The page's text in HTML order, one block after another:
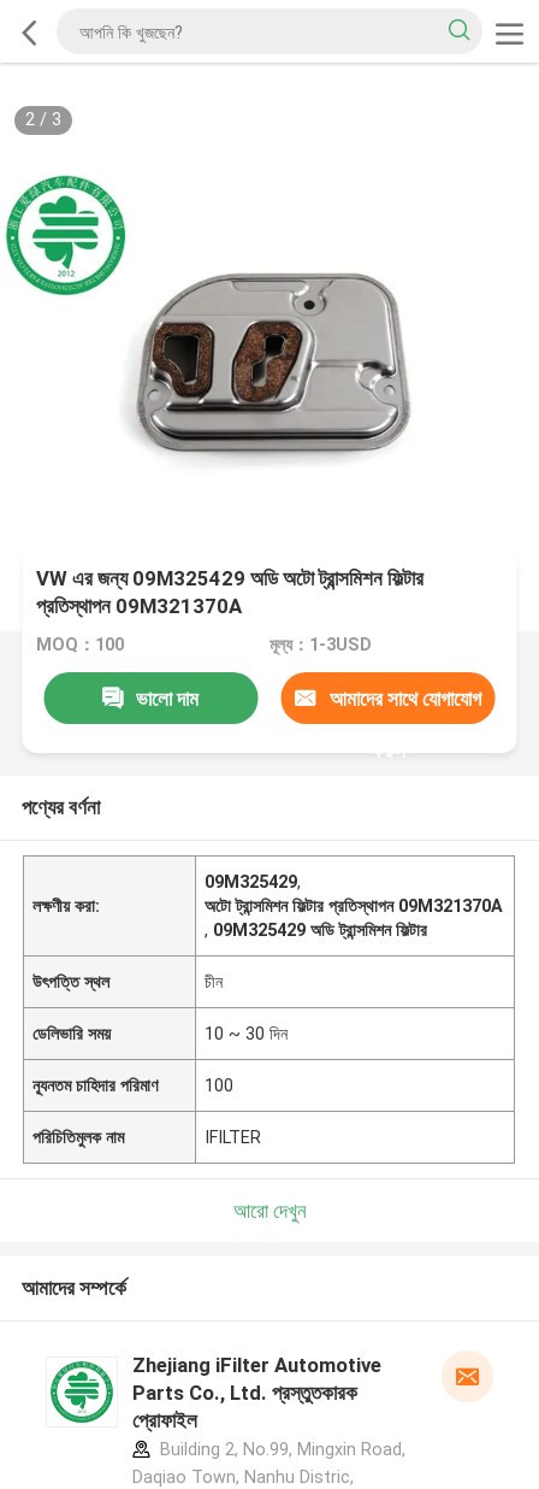
2/ 3
VW এর জন্য 09M325429 অডি অটো ট্রান্সমিশন ফিল্টার
প্রতিস্থাপন 09M321370A
MOQ：100 মূল্য：1-3USD
ভালো দাম আমাদের সাথে যোগাযোগ
করুন
পণ্যের বর্ণনা
লক্ষণীয় করা:
09M325429,
অটো ট্রান্সমিশন ফিল্টার প্রতিস্থাপন 09M321370A
, 09M325429 অডি ট্রান্সমিশন ফিল্টার
উৎপত্তি স্থল চীন
ডেলিভারি সময় 10 ~ 30 দিন
ন্যূনতম চাহিদার পরিমাণ 100
পরিচিতিমুলক নাম IFILTER
আরো দেখুন
আমাদের সম্পর্কে
Zhejiang iFilter Automotive
Parts Co., Ltd. প্রস্তুতকারক
প্রোফাইল
Building 2, No.99, Mingxin Road,
Daqiao Town, Nanhu Distric,